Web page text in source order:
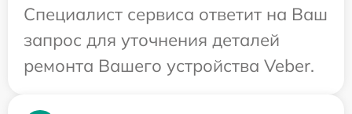
Специалист сервиса ответит на Ваш
запрос для уточнения деталей
ремонта Вашего устройства Veber.